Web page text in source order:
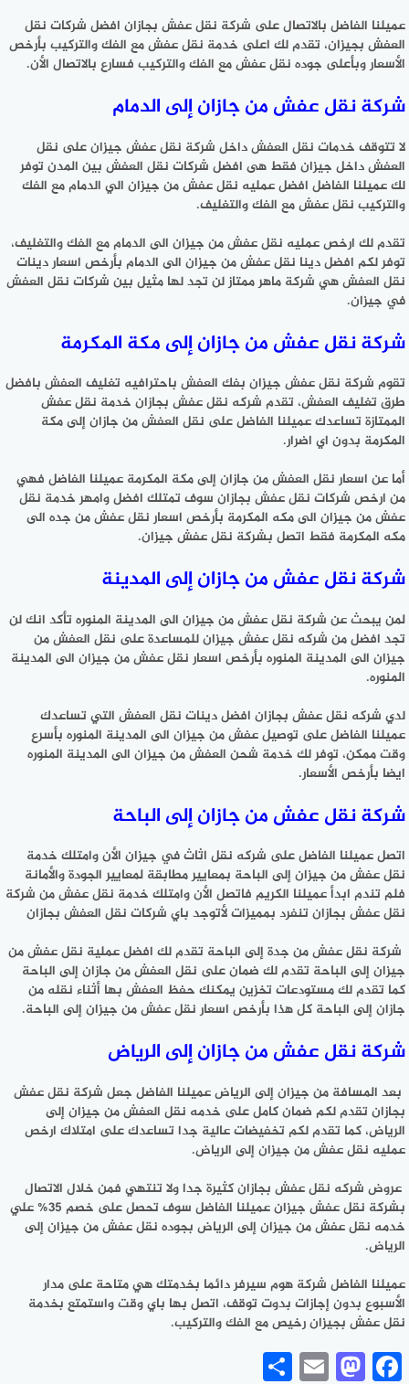
عميلنا الفاضل بالاتصال على شركة نقل عفش بجازان افضل شركات نقل
العفش بجيزان، تقدم لك اعلى خدمة نقل عفش مع الفك والتركيب بأرخص
الأسعار وبأعلى جوده نقل عفش مع الفك والتركيب فسارع بالاتصال الأن.
شركة نقل عفش من جازان إلى الدمام
لا تتوقف خدمات نقل العفش داخل شركة نقل عفش جيزان على نقل
العفش داخل جيزان فقط هى افضل شركات نقل العفش بين المدن توفر
لك عميلنا الفاضل افضل عمليه نقل عفش من جيزان الي الدمام مع الفك
والتركيب نقل عفش مع الفك والتغليف.
تقدم لك ارخص عمليه نقل عفش من جيزان الى الدمام مع الفك والتغليف،
توفر لكم افضل دينا نقل عفش من جيزان الى الدمام بأرخص اسعار دينات
نقل العفش هي شركة ماهر ممتاز لن تجد لها مثيل بين شركات نقل العفش
في جيزان.
شركة نقل عفش من جازان إلى مكة المكرمة
تقوم شركة نقل عفش جيزان بفك العفش باحترافيه تغليف العفش بافضل
طرق تغليف العفش، تقدم شركه نقل عفش بجازان خدمة نقل عفش
الممتازة تساعدك عميلنا الفاضل على نقل العفش من جازان إلى مكة
المكرمة بدون اي اضرار.
أما عن اسعار نقل العفش من جازان إلى مكة المكرمة عميلنا الفاضل فهي
من ارخص شركات نقل عفش بجازان سوف تمتلك افضل وامهر خدمة نقل
عفش من جيزان الى مكه المكرمة بأرخص اسعار نقل عفش من جده الى
مكه المكرمة فقط اتصل بشركة نقل عفش جيزان.
شركة نقل عفش من جازان إلى المدينة
لمن يبحث عن شركة نقل عفش من جيزان الى المدينة المنوره تأكد انك لن
تجد افضل من شركه نقل عفش جيزان للمساعدة على نقل العفش من
جيزان الى المدينة المنوره بأرخص اسعار نقل عفش من جيزان الى المدينة
المنوره.
لدي شركه نقل عفش بجازان افضل دينات نقل العفش التي تساعدك
عميلنا الفاضل على توصيل عفش من جيزان الى المدينة المنوره بأسرع
وقت ممكن، توفر لك خدمة شحن العفش من جيزان الى المدينة المنوره
ايضا بأرخص الأسعار.
شركة نقل عفش من جازان إلى الباحة
اتصل عميلنا الفاضل على شركه نقل اثاث في جيزان الأن وامتلك خدمة
نقل عفش من جيزان إلى الباحة بمعايير مطابقة لمعايير الجودة والأمانة
فلم تندم ابدأ عميلنا الكريم فاتصل الأن وامتلك خدمة نقل عفش من شركة
نقل عفش بجازان تنفرد بمميزات لأتوجد باي شركات نقل العفش بجازان
شركة نقل عفش من جدة إلى الباحة تقدم لك افضل عملية نقل عفش من
جيزان إلى الباحة تقدم لك ضمان على نقل العفش من جازان إلى الباحة
كما تقدم لك مستودعات تخزين يمكنك حفظ العفش بها أثناء نقله من
جازان إلى الباحة كل هذا بأرخص اسعار نقل عفش من جيزان إلى الباحة.
شركة نقل عفش من جازان إلى الرياض
بعد المسافة من جيزان إلى الرياض عميلنا الفاضل جعل شركة نقل عفش
بجازان تقدم لكم ضمان كامل على خدمه نقل العفش من جيزان إلى
الرياض، كما تقدم لكم تخفيضات عالية جدا تساعدك على امتلاك ارخص
عمليه نقل عفش من جيزان إلى الرياض.
عروض شركه نقل عفش بجازان كثيرة جدا ولا تنتهي فمن خلال الاتصال
بشركة نقل عفش جيزان عميلنا الفاضل سوف تحصل على خصم 35% علي
خدمه نقل عفش من جيزان إلى الرياض بجوده نقل عفش من جيزان إلى
الرياض.
عميلنا الفاضل شركة هوم سيرفر دائما بخدمتك هي متاحة على مدار
الأسبوع بدون إجازات بدوت توقف، اتصل بها باي وقت واستمتع بخدمة
نقل عفش بجيزان رخيص مع الفك والتركيب.
Facebook
Mastodon
Email